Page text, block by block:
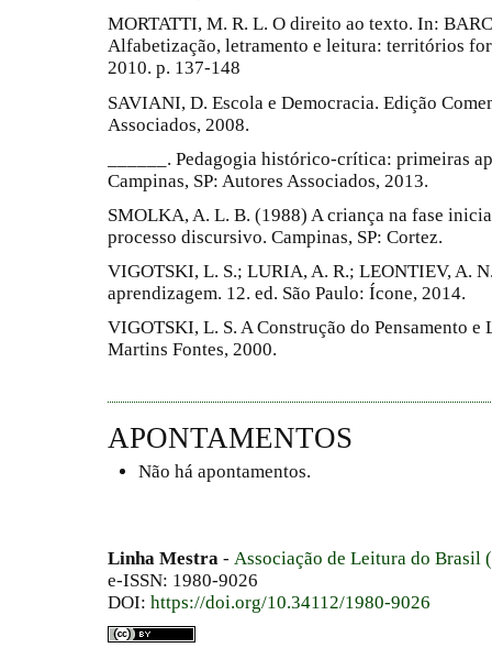
MORTATTI, M. R. L. O direito ao texto. In:
Alfabetização, letramento e leitura: territórios
2010. p. 137-148
SAVIANI, D. Escola e Democracia. Edição
Associados, 2008.
______. Pedagogia histórico-crítica: primeiras
Campinas, SP: Autores Associados, 2013.
SMOLKA, A. L. B. (1988) A criança na fase
processo discursivo. Campinas, SP: Cortez.
VIGOTSKI, L. S.; LURIA, A. R.; LEONTIEV, A.
aprendizagem. 12. ed. São Paulo: Ícone, 2014.
VIGOTSKI, L. S. A Construção do Pensamento e
Martins Fontes, 2000.
APONTAMENTOS
Não há apontamentos.
Linha Mestra - Associação de Leitura do Brasil
e-ISSN: 1980-9026
DOI: https://doi.org/10.34112/1980-9026